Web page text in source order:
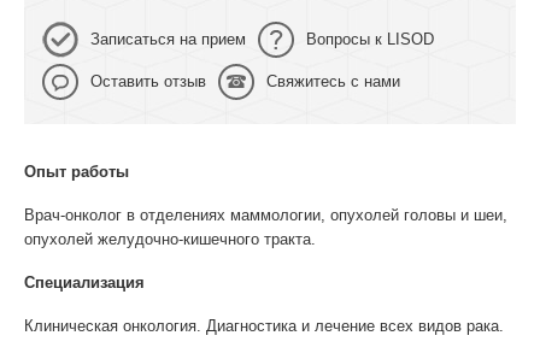
Записаться на прием Вопросы к LISOD
Оставить отзыв Свяжитесь с нами
Опыт работы
Врач-онколог в отделениях маммологии, опухолей головы и шеи,
опухолей желудочно-кишечного тракта.
Специализация
Клиническая онкология. Диагностика и лечение всех видов рака.